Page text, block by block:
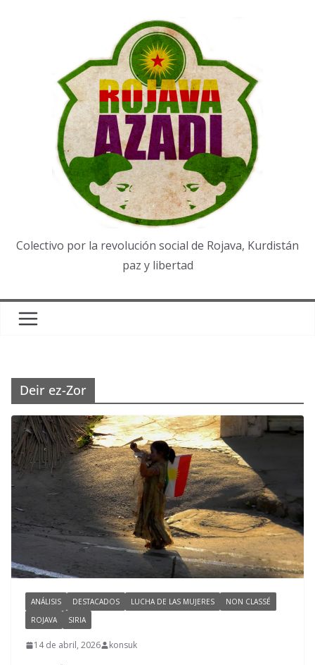
Colectivo por la revolución social de Rojava, Kurdistán
paz y libertad
Deir ez-Zor
ANÁLISIS DESTACADOS LUCHA DE LAS MUJERES
NON CLASSÉ
ROJAVA
SIRIA
14 de abril, 2026 konsuk